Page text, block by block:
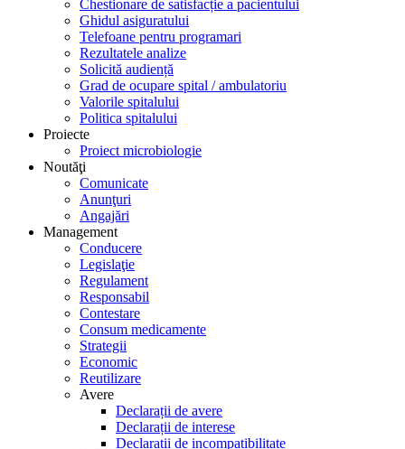
Chestionare de satisfacție a pacientului
Ghidul asiguratului
Telefoane pentru programari
Rezultatele analize
Solicită audiență
Grad de ocupare spital / ambulatoriu
Valorile spitalului
Politica spitalului
Proiecte
Proiect microbiologie
Noutăţi
Comunicate
Anunţuri
Angajări
Management
Conducere
Legislaţie
Regulament
Responsabil
Contestare
Consum medicamente
Strategii
Economic
Reutilizare
Avere
Declarații de avere
Declarații de interese
Declarații de incompatibilitate